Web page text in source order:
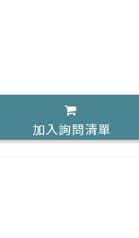
加入詢問清單